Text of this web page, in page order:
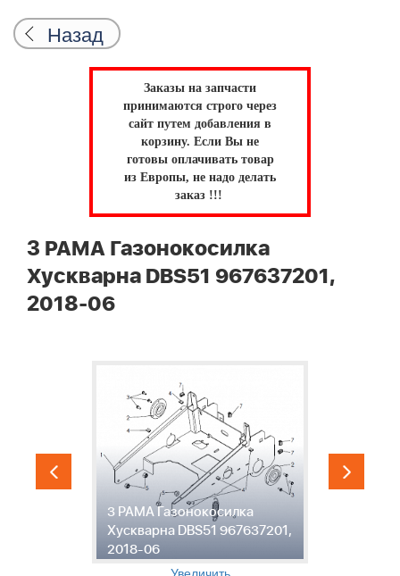
Назад
Заказы на запчасти
принимаются строго через
сайт путем добавления в
корзину. Если Вы не
готовы оплачивать товар
из Европы, не надо делать
заказ !!!
3 РАМА Газонокосилка
Хускварна DBS51 967637201,
2018-06
3 РАМА Газонокосилка
Хускварна DBS51 967637201,
2018-06
Увеличить